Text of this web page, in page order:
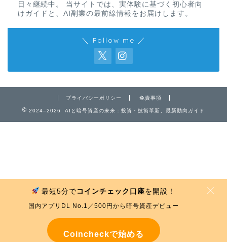
日々継続中。 当サイトでは、実体験に基づく初心者向
けガイドと、AI副業の最前線情報をお届けします。
＼ Follow me ／
プライバシーポリシー 免責事項
2024–2026 AIと暗号資産の未来：投資・技術革新、最新動向ガイド
免責事項
免責事項
最短5分でコインチェック口座を開設！
国内アプリDL No.1／500円から暗号資産デビュー
Coincheckで始める